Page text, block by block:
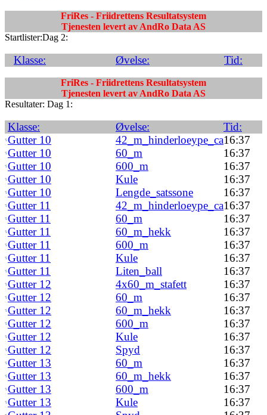
FriRes - Friidrettens Resultatsystem
Tjenesten levert av AndRo Data AS
Startlister:Dag 2:
Klasse: Øvelse: Tid:
FriRes - Friidrettens Resultatsystem
Tjenesten levert av AndRo Data AS
Resultater: Dag 1:
Klasse: Øvelse:
Tid:
Gutter 10
42_m_hinderloeype_ca16:37
Gutter 10
60_m
16:37
Gutter 10
600_m
16:37
Gutter 10
Kule
16:37
Gutter 10
Lengde_satssone
16:37
Gutter 11
42_m_hinderloeype_ca16:37
Gutter 11
60_m
16:37
Gutter 11
60_m_hekk
16:37
Gutter 11
600_m
16:37
Gutter 11
Kule
16:37
Gutter 11
Liten_ball
16:37
Gutter 12
4x60_m_stafett
16:37
Gutter 12
60_m
16:37
Gutter 12
60_m_hekk
16:37
Gutter 12
600_m
16:37
Gutter 12
Kule
16:37
Gutter 12
Spyd
16:37
Gutter 13
60_m
16:37
Gutter 13
60_m_hekk
16:37
Gutter 13
600_m
16:37
Gutter 13
Kule
16:37